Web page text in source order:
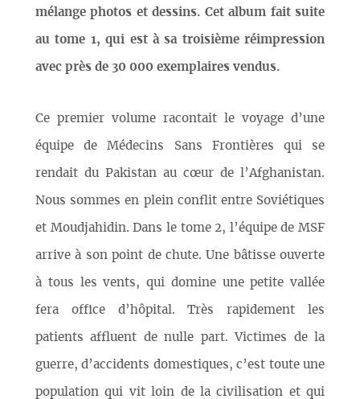
mélange photos et dessins. Cet album fait suite
au tome 1, qui est à sa troisième réimpression
avec près de 30 000 exemplaires vendus.
Ce premier volume racontait le voyage d’une
équipe de Médecins Sans Frontières qui se
rendait du Pakistan au cœur de l’Afghanistan.
Nous sommes en plein conflit entre Soviétiques
et Moudjahidin. Dans le tome 2, l’équipe de MSF
arrive à son point de chute. Une bâtisse ouverte
à tous les vents, qui domine une petite vallée
fera office d’hôpital. Très rapidement les
patients affluent de nulle part. Victimes de la
guerre, d’accidents domestiques, c’est toute une
population qui vit loin de la civilisation et qui